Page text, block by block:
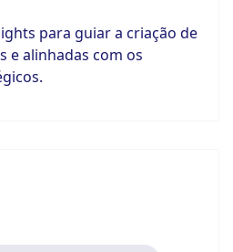
para guiar a criação de
e alinhadas com os